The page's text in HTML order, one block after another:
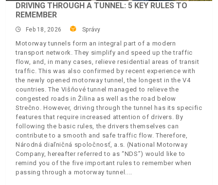
DRIVING THROUGH A TUNNEL: 5 KEY RULES TO
REMEMBER
Feb 18, 2026 Správy
Motorway tunnels form an integral part of a modern
transport network. They simplify and speed up the traffic
flow, and, in many cases, relieve residential areas of transit
traffic. This was also confirmed by recent experience with
the newly opened motorway tunnel, the longest in the V4
countries. The Višňové tunnel managed to relieve the
congested roads in Žilina as well as the road below
Strečno. However, driving through the tunnel has its specific
features that require increased attention of drivers. By
following the basic rules, the drivers themselves can
contribute to a smooth and safe traffic flow. Therefore,
Národná diaľničná spoločnosť, a.s. (National Motorway
Company, hereafter referred to as “NDS”) would like to
remind you of the five important rules to remember when
passing through a motorway tunnel.